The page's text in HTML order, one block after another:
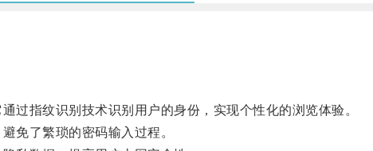
指纹识别技术识别用户的身份，实现个性化的浏览体验。
了繁琐的密码输入过程。